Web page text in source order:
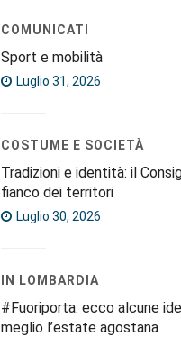
COMUNICATI
Sport e mobilità
Luglio 31, 2026
COSTUME E SOCIETÀ
Tradizioni e identità: il
fianco dei territori
Luglio 30, 2026
IN LOMBARDIA
#Fuoriporta: ecco alcune
meglio l’estate agostana